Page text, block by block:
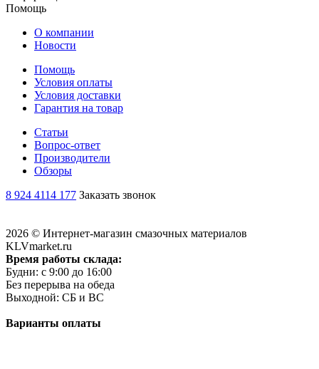
Помощь
О компании
Новости
Помощь
Условия оплаты
Условия доставки
Гарантия на товар
Статьи
Вопрос-ответ
Производители
Обзоры
8 924 4114 177 Заказать звонок
2026 © Интернет-магазин смазочных материалов
KLVmarket.ru
Время работы склада:
Будни: c 9:00 до 16:00
Без перерыва на обеда
Выходной: СБ и ВС
Варианты оплаты